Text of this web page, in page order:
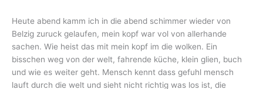
Heute abend kamm ich in die abend schimmer wieder von
Belzig zuruck gelaufen, mein kopf war vol von allerhande
sachen. Wie heist das mit mein kopf im die wolken. Ein
bisschen weg von der welt, fahrende küche, klein glien, buch
und wie es weiter geht. Mensch kennt dass gefuhl mensch
lauft durch die welt und sieht nicht richtig was los ist, die